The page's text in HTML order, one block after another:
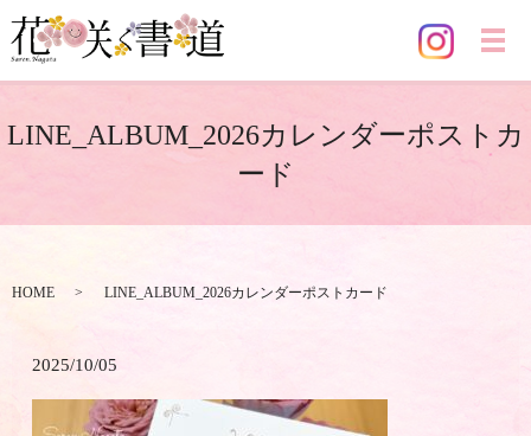
メ
LINE_ALBUM_2026カレンダーポストカ
ード
HOME LINE_ALBUM_2026カレンダーポストカード
2025/10/05